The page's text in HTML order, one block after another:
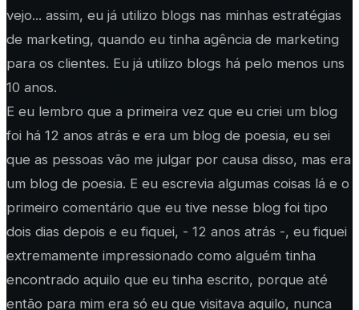
vejo... assim, eu já utilizo blogs nas minhas estratégias
de marketing, quando eu tinha agência de marketing
para os clientes. Eu já utilizo blogs há pelo menos uns
10 anos.
E eu lembro que a primeira vez que eu criei um blog
foi há 12 anos atrás e era um blog de poesia, eu sei
que as pessoas vão me julgar por causa disso, mas era
um blog de poesia. E eu escrevia algumas coisas lá e o
primeiro comentário que eu tive nesse blog foi tipo
dois dias depois e eu fiquei, - 12 anos atrás -, eu fiquei
extremamente impressionado como alguém tinha
encontrado aquilo que eu tinha escrito, porque até
então para mim era só eu que visitava aquilo, nunca